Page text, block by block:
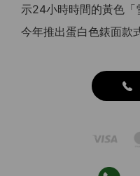
示24小時時間的黃色「
今年推出蛋白色錶面款